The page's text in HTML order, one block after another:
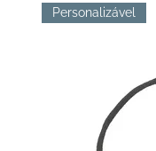
Personalizável